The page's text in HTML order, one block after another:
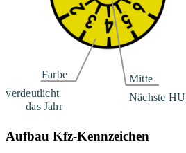
Aufbau Kfz-Kennzeichen